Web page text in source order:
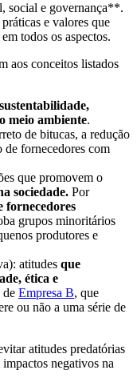
social e governança**.
e valores que
todos os aspectos.
aos conceitos listados
sustentabilidade,
meio ambiente.
de bitucas, a redução
de fornecedores com
que promovem o
sociedade. Por
fornecedores
grupos minoritários
produtores e
atitudes que
ética e
de Empresa B, que
ou não a uma série de
atitudes predatórias
negativos na